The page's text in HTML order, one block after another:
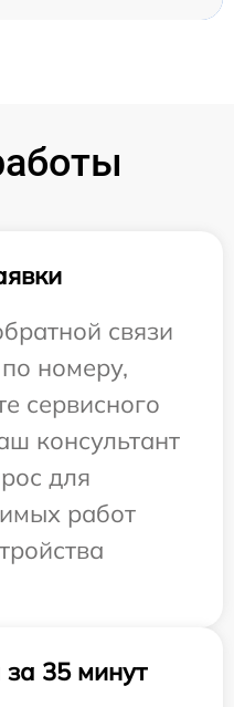
связи
номеру,
сервисного
консультант
для
работ
35 минут